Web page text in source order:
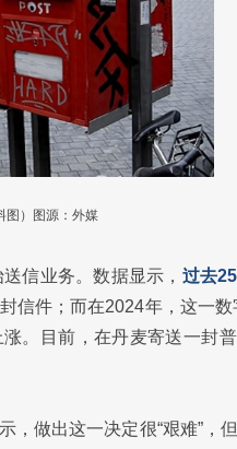
图）图源：外媒
信业务。数据显示， 过去
信件；而在2024年，这一
。目前，在丹麦寄送一封
，做出这一决定很“艰难”，